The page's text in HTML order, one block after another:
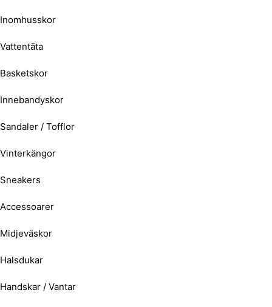
Inomhusskor
Vattentäta
Basketskor
Innebandyskor
Sandaler / Tofflor
Vinterkängor
Sneakers
Accessoarer
Midjeväskor
Halsdukar
Handskar / Vantar